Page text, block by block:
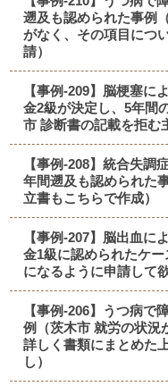
遡及も認められた事例
がなく、その項目につ
請）
【事例-209】脳梗塞に
金2級が決定し、5年間
市 診断書の記載を拒む
【事例-208】統合失調
年間遡及も認められた
立書もこちらで作成）
【事例-207】脳出血に
金1級に認められたケ
になるように申請して
【事例-206】うつ病で
例（茨木市 就労の状況
詳しく書類にまとめた
し）